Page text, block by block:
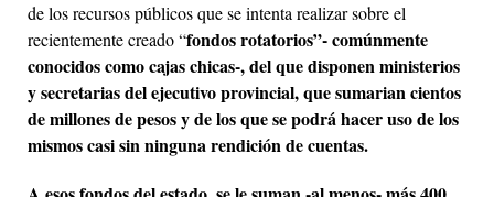
de los recursos públicos que se intenta realizar sobre el
recientemente creado “fondos rotatorios”- comúnmente
conocidos como cajas chicas-, del que disponen ministerios
y secretarias del ejecutivo provincial, que sumarian cientos
de millones de pesos y de los que se podrá hacer uso de los
mismos casi sin ninguna rendición de cuentas.